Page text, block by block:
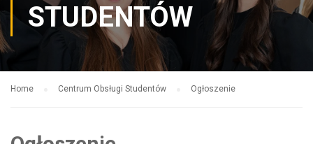
STUDENTÓW
Home Centrum Obsługi Studentów Ogłoszenie